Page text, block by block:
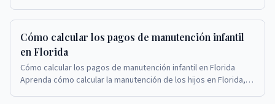
Cómo calcular los pagos de manutención infantil
en Florida
Cómo calcular los pagos de manutención infantil en Florida
Aprenda cómo calcular la manutención de los hijos en Florida,